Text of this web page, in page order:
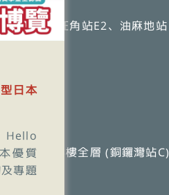
廈4樓 （旺角站E2、油麻地站
商業大廈3樓全層 (銅鑼灣站C)
日本
Hello
優質
專題